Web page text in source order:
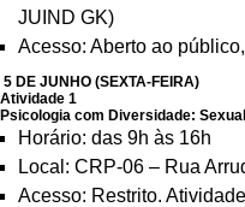
JUIND GK)
Acesso: Aberto ao
5 DE JUNHO (SEXTA-FEIRA)
Atividade 1
Psicologia com Diversidade:
Horário: das 9h às 16h
Local: CRP-06 – Rua
Acesso: Restrito.